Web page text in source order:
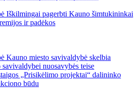
Iškilmingai pagerbti Kauno šimtukininkai
ir padėkos
Kauno miesto savivaldybė skelbia
nuosavybės teise
„Prisikėlimo projektai“ dalininko
būdu